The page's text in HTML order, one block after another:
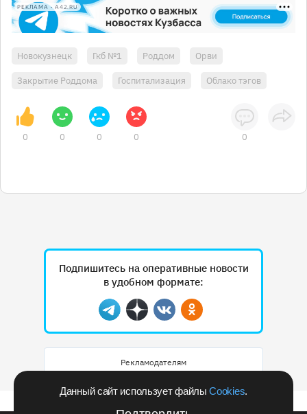
Данный сайт использует файлыCookies.
РЕКЛАМА • A42.RU
Новокузнецк Гкб №1 Роддом Орви
Закрытие Роддома Госпитализация Облако тэгов
0 0 0 0 0
Подпишитесь на оперативные новости
в удобном формате:
Telegram
ДзенВконтактеОдноклассники
Рекламодателям